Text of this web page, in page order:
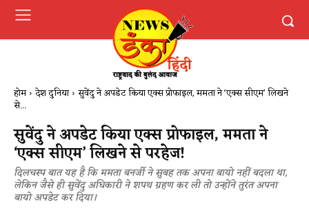
होम देश दुनिया सुवेंदु ने अपडेट किया एक्स प्रोफाइल, ममता ने ‘एक्स सीएम’ लिखने
से...
सुवेंदु ने अपडेट किया एक्स प्रोफाइल, ममता ने
‘एक्स सीएम’ लिखने से परहेज!
दिलचस्प बात यह है कि ममता बनर्जी ने सुबह तक अपना बायो नहीं बदला था,
लेकिन जैसे ही सुवेंदु अधिकारी ने शपथ ग्रहण कर ली तो उन्होंने तुरंत अपना
बायो अपडेट कर दिया।